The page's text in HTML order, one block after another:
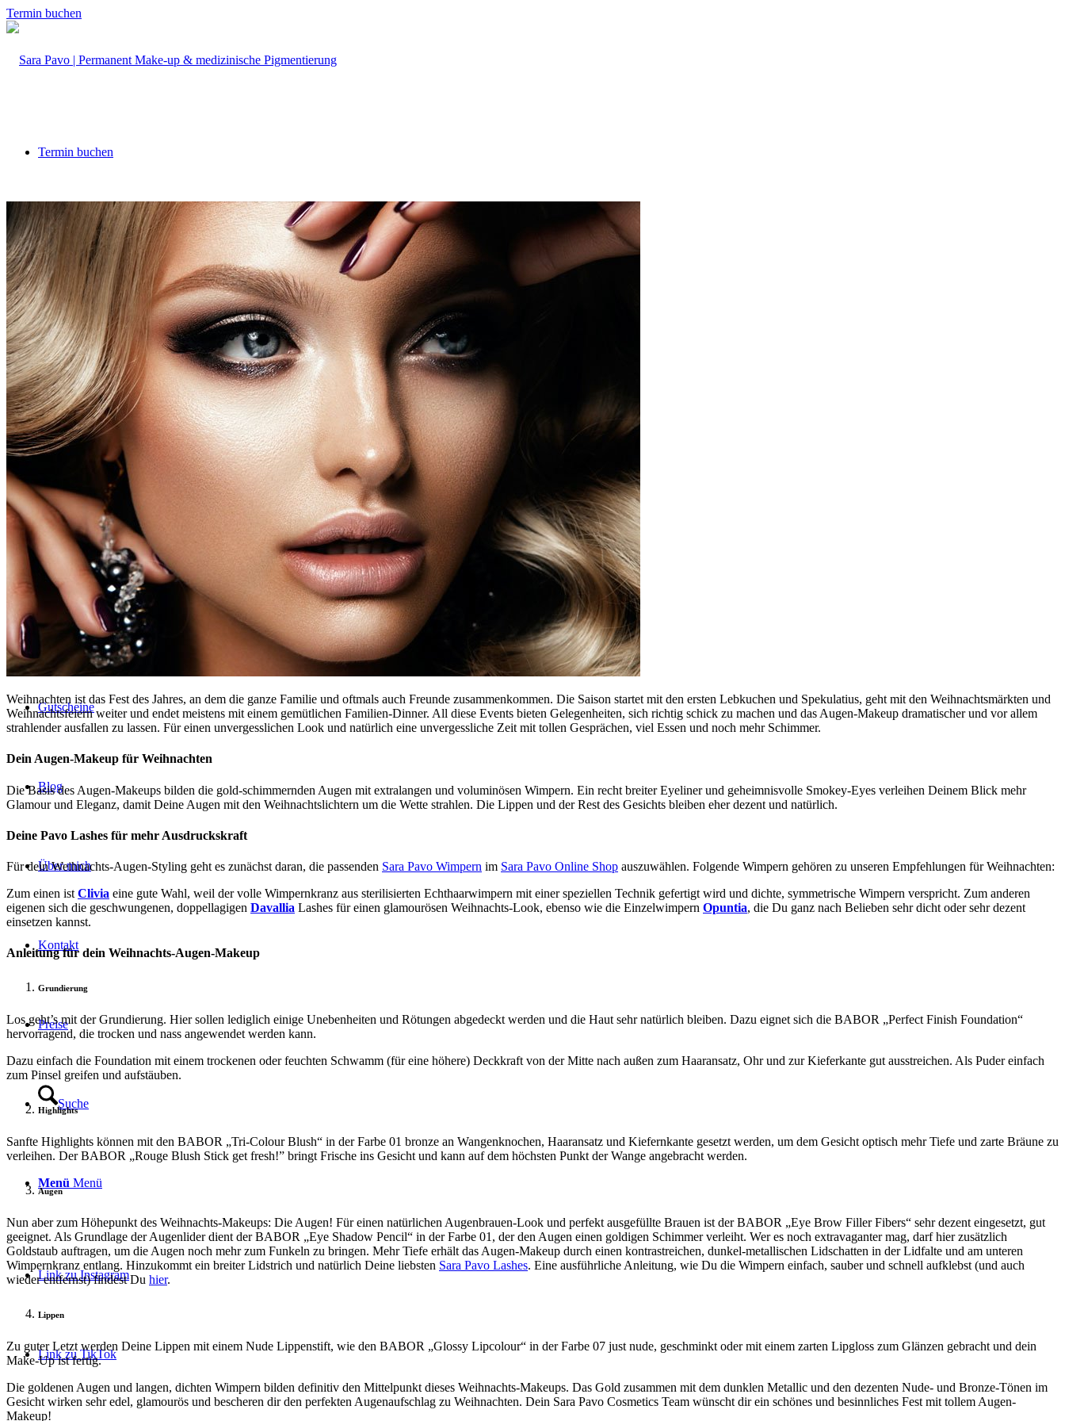
Termin buchen
Termin buchen
Home
Medizinische Pigmentierung
Permanent Make-up
Männer Permanent Make-up
Fake Freckles Pigmentierung
Piercing
Gutscheine
Blog
Über mich
Kontakt
Preise
Suche
Menü Menü
Link zu Instagram
Link zu TikTok
Weihnachten ist das Fest des Jahres, an dem die ganze Familie und oftmals auch Freunde zusammenkommen. Die Saison startet mit den ersten Lebkuchen und Spekulatius, geht mit den Weihnachtsmärkten und
Weihnachtsfeiern weiter und endet meistens mit einem gemütlichen Familien-Dinner. All diese Events bieten Gelegenheiten, sich richtig schick zu machen und das Augen-Makeup dramatischer und vor allem
strahlender ausfallen zu lassen. Für einen unvergesslichen Look und natürlich eine unvergessliche Zeit mit tollen Gesprächen, viel Essen und noch mehr Schimmer.
Dein Augen-Makeup für Weihnachten
Die Basis des Augen-Makeups bilden die gold-schimmernden Augen mit extralangen und voluminösen Wimpern. Ein recht breiter Eyeliner und geheimnisvolle Smokey-Eyes verleihen Deinem Blick mehr
Glamour und Eleganz, damit Deine Augen mit den Weihnachtslichtern um die Wette strahlen. Die Lippen und der Rest des Gesichts bleiben eher dezent und natürlich.
Deine Pavo Lashes für mehr Ausdruckskraft
Für dein Weihnachts-Augen-Styling geht es zunächst daran, die passenden Sara Pavo Wimpern im Sara Pavo Online Shop auszuwählen. Folgende Wimpern gehören zu unseren Empfehlungen für Weihnachten:
Zum einen ist Clivia eine gute Wahl, weil der volle Wimpernkranz aus sterilisierten Echthaarwimpern mit einer speziellen Technik gefertigt wird und dichte, symmetrische Wimpern verspricht. Zum anderen
eigenen sich die geschwungenen, doppellagigen Davallia Lashes für einen glamourösen Weihnachts-Look, ebenso wie die Einzelwimpern Opuntia, die Du ganz nach Belieben sehr dicht oder sehr dezent
einsetzen kannst.
Anleitung für dein Weihnachts-Augen-Makeup
Grundierung
Los geht’s mit der Grundierung. Hier sollen lediglich einige Unebenheiten und Rötungen abgedeckt werden und die Haut sehr natürlich bleiben. Dazu eignet sich die BABOR „Perfect Finish Foundation“
hervorragend, die trocken und nass angewendet werden kann.
Dazu einfach die Foundation mit einem trockenen oder feuchten Schwamm (für eine höhere) Deckkraft von der Mitte nach außen zum Haaransatz, Ohr und zur Kieferkante gut ausstreichen. Als Puder einfach
zum Pinsel greifen und aufstäuben.
Highlights
Sanfte Highlights können mit den BABOR „Tri-Colour Blush“ in der Farbe 01 bronze an Wangenknochen, Haaransatz und Kiefernkante gesetzt werden, um dem Gesicht optisch mehr Tiefe und zarte Bräune zu
verleihen. Der BABOR „Rouge Blush Stick get fresh!” bringt Frische ins Gesicht und kann auf dem höchsten Punkt der Wange angebracht werden.
Augen
Nun aber zum Höhepunkt des Weihnachts-Makeups: Die Augen! Für einen natürlichen Augenbrauen-Look und perfekt ausgefüllte Brauen ist der BABOR „Eye Brow Filler Fibers“ sehr dezent eingesetzt, gut
geeignet. Als Grundlage der Augenlider dient der BABOR „Eye Shadow Pencil“ in der Farbe 01, der den Augen einen goldigen Schimmer verleiht. Wer es noch extravaganter mag, darf hier zusätzlich
Goldstaub auftragen, um die Augen noch mehr zum Funkeln zu bringen. Mehr Tiefe erhält das Augen-Makeup durch einen kontrastreichen, dunkel-metallischen Lidschatten in der Lidfalte und am unteren
Wimpernkranz entlang. Hinzukommt ein breiter Lidstrich und natürlich Deine liebsten Sara Pavo Lashes. Eine ausführliche Anleitung, wie Du die Wimpern einfach, sauber und schnell aufklebst (und auch
wieder entfernst) findest Du hier.
Lippen
Zu guter Letzt werden Deine Lippen mit einem Nude Lippenstift, wie den BABOR „Glossy Lipcolour“ in der Farbe 07 just nude, geschminkt oder mit einem zarten Lipgloss zum Glänzen gebracht und dein
Make-Up ist fertig.
Die goldenen Augen und langen, dichten Wimpern bilden definitiv den Mittelpunkt dieses Weihnachts-Makeups. Das Gold zusammen mit dem dunklen Metallic und den dezenten Nude- und Bronze-Tönen im
Gesicht wirken sehr edel, glamourös und bescheren dir den perfekten Augenaufschlag zu Weihnachten. Dein Sara Pavo Cosmetics Team wünscht dir ein schönes und besinnliches Fest mit tollem Augen-
Makeup!